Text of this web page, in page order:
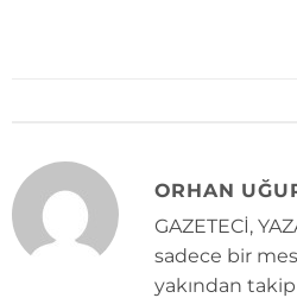
ORHAN
GAZETECİ,
sadece bir
yakından takip